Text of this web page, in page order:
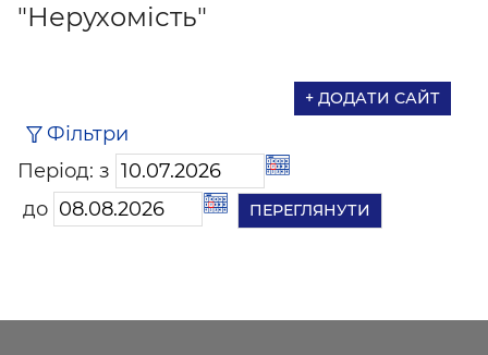
"Нерухомість"
+ ДОДАТИ САЙТ
Фільтри
Період: з
до